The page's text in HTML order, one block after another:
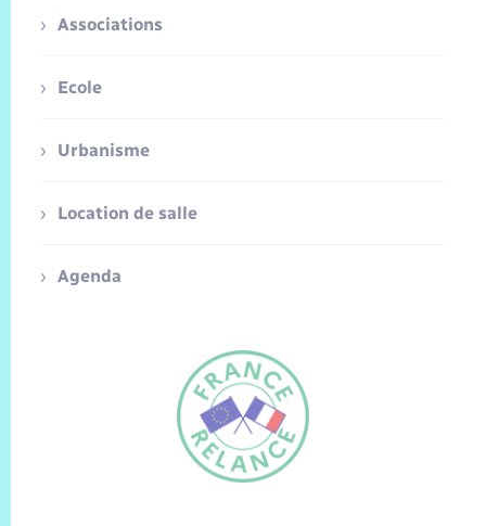
Associations
Ecole
Urbanisme
Location de salle
Agenda